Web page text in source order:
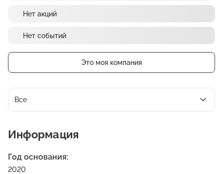
Нет акций
Нет событий
Это моя компания
Все
Информация
Год основания:
2020